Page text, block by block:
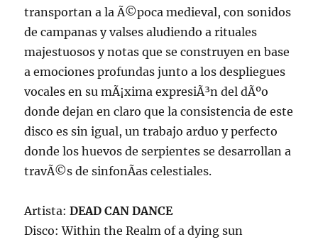
transportan a la Ã©poca medieval, con sonidos
de campanas y valses aludiendo a rituales
majestuosos y notas que se construyen en base
a emociones profundas junto a los despliegues
vocales en su mÃ¡xima expresiÃ³n del dÃºo
donde dejan en claro que la consistencia de este
disco es sin igual, un trabajo arduo y perfecto
donde los huevos de serpientes se desarrollan a
travÃ©s de sinfonÃ­as celestiales.
Artista:DEAD CAN DANCE
Disco: Within the Realm of a dying sun